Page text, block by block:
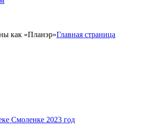
как «Планэр»Главная страница